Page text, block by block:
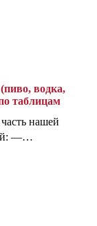
водка,
таблицам
нашей
—…